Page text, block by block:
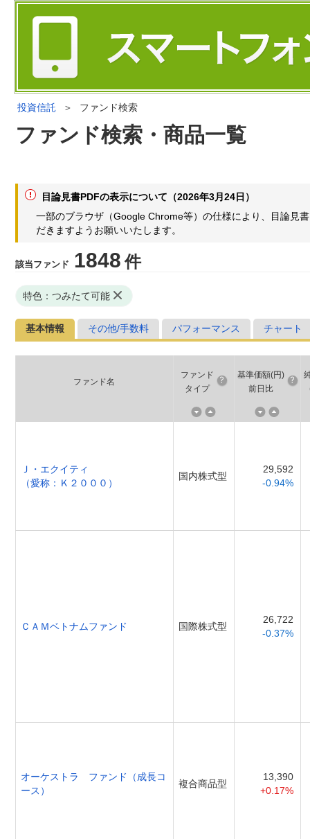
投資信託 ＞ ファンド検索
ファンド検索・商品一覧
目論見書PDFの表示について（2026年3月24日）
一部のブラウザ（Google Chrome等）の仕様により、目論見
だきますようお願いいたします。
該当ファンド 1848 件
特色：つみたて可能
基本情報 その他/手数料 パフォーマンス チャート
ファンド名
ファンド
タイプ
基準価額(円)
前日比
Ｊ・エクイティ
（愛称：Ｋ２０００）
国内株式型
29,592
-0.94%
ＣＡＭベトナムファンド 国際株式型
26,722
-0.37%
オーケストラ ファンド（成長コ
ース）
複合商品型
13,390
+0.17%